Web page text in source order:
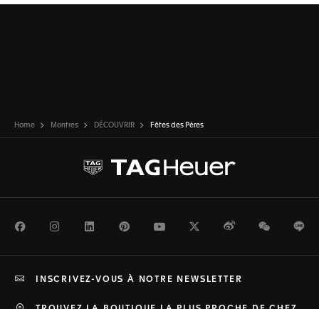
Home Montres DÉCOUVRIR Fêtes des Pères
FacebookInstagramLinkedInPinterestYoutubeTwitterWeiboWeChat
INSCRIVEZ-VOUS À NOTRE NEWSLETTER